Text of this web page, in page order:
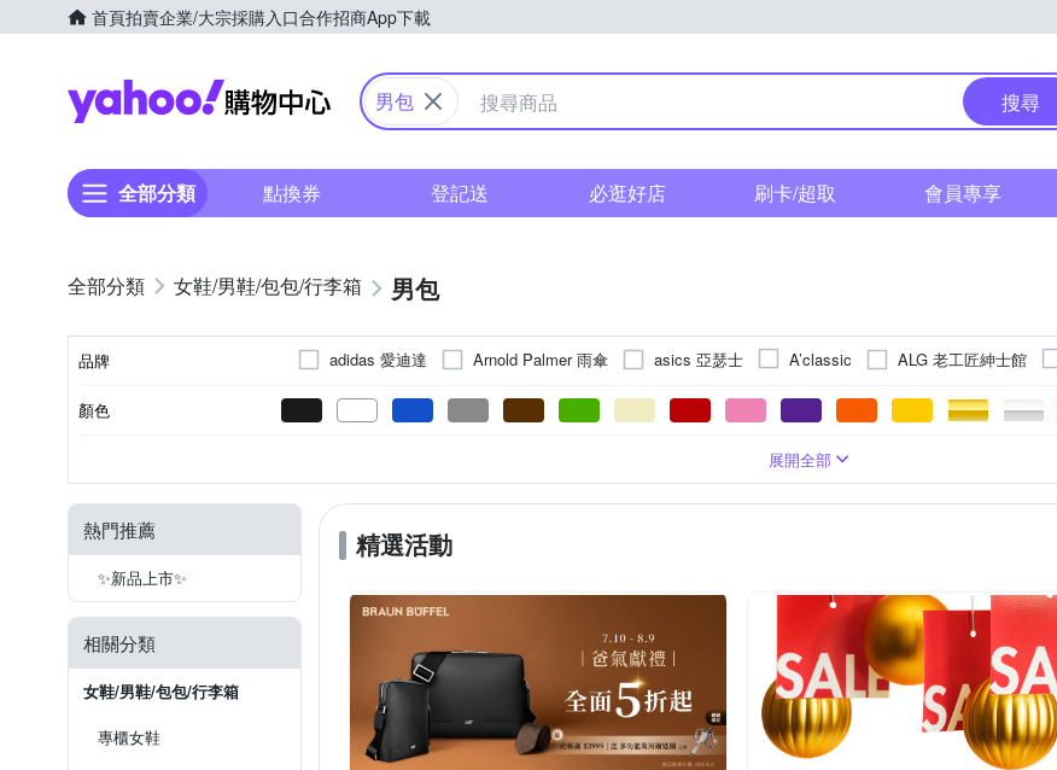
首頁拍賣企業/大宗採購入口合作招商App下載
Yahoo購物中心
男包 搜尋
全部分類 點換券 登記送 必逛好店 刷卡/超取 會員專享
女鞋/男鞋/包包/行李箱 男包
品牌 adidas 愛迪達 Arnold Palmer 雨傘 asics 亞瑟士 A’classic ALG 老工匠紳士館
BAGMIO
Bellroy BLUE WAY BOZO 伯樂 Coleman CAMEL
iSFun
Jack wolfskin 飛狼 J II JANSPORT Kinloch Anderson 金安德森
OTHERS
PORTER INTERNATIONAL
TAG
The North Face UNDER ARMOUR VICTORINOX 瑞士維氏
其他品牌 玩皮工坊
顏色
合成皮 布面
撞色拼接 格紋
斜跨肩/單肩斜背
鏈帶包
76L以上轉釦式
展開全部
熱門推薦
✨新品上市✨
相關分類
女鞋/男鞋/包包/行李箱
專櫃女鞋
精選活動